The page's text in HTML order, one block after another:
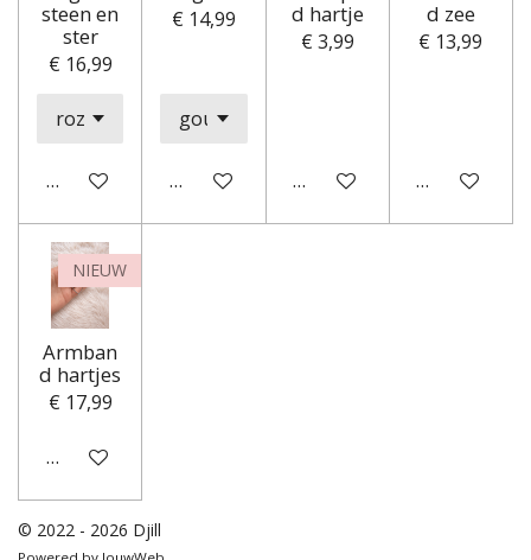
steen en
ster
€ 16,99
In winkelwagen
€ 14,99
In winkelwagen
d hartje
€ 3,99
In winkelwagen
d zee
€ 13,99
In
NIEUW
Armban
d hartjes
€ 17,99
In winkelwagen
© 2022 - 2026 Djill